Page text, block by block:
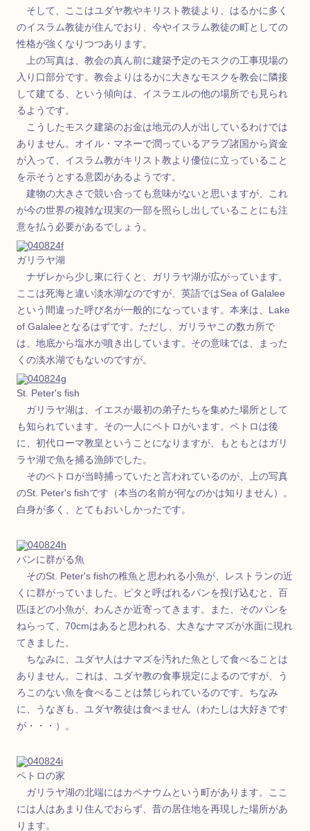
そして、ここはユダヤ教やキリスト教徒より、はるかに多く
のイスラム教徒が住んでおり、今やイスラム教徒の町としての
性格が強くなりつつあります。
上の写真は、教会の真ん前に建築予定のモスクの工事現場の
入り口部分です。教会よりはるかに大きなモスクを教会に隣接
して建てる、という傾向は、イスラエルの他の場所でも見られ
るようです。
こうしたモスク建築のお金は地元の人が出しているわけでは
ありません。オイル・マネーで潤っているアラブ諸国から資金
が入って、イスラム教がキリスト教より優位に立っていること
を示そうとする意図があるようです。
建物の大きさで競い合っても意味がないと思いますが、これ
が今の世界の複雑な現実の一部を照らし出していることにも注
意を払う必要があるでしょう。
ガリラヤ湖
ナザレから少し東に行くと、ガリラヤ湖が広がっています。
ここは死海と違い淡水湖なのですが、英語ではSea of Galalee
という間違った呼び名が一般的になっています。本来は、Lake
of Galaleeとなるはずです。ただし、ガリラヤこの数カ所で
は、地底から塩水が噴き出しています。その意味では、まった
くの淡水湖でもないのですが。
St. Peter's fish
ガリラヤ湖は、イエスが最初の弟子たちを集めた場所として
も知られています。その一人にペトロがいます。ペトロは後
に、初代ローマ教皇ということになりますが、もともとはガリ
ラヤ湖で魚を捕る漁師でした。
そのペトロが当時捕っていたと言われているのが、上の写真
のSt. Peter's fishです（本当の名前が何なのかは知りません）。
白身が多く、とてもおいしかったです。
パンに群がる魚
そのSt. Peter's fishの稚魚と思われる小魚が、レストランの近
くに群がっていました。ピタと呼ばれるパンを投げ込むと、百
匹ほどの小魚が、わんさか近寄ってきます。また、そのパンを
ねらって、70cmはあると思われる、大きなナマズが水面に現れ
てきました。
ちなみに、ユダヤ人はナマズを汚れた魚として食べることは
ありません。これは、ユダヤ教の食事規定によるのですが、う
ろこのない魚を食べることは禁じられているのです。ちなみ
に、うなぎも、ユダヤ教徒は食べません（わたしは大好きです
が・・・）。
ペトロの家
ガリラヤ湖の北端にはカペナウムという町があります。ここ
には人はあまり住んでおらず、昔の居住地を再現した場所があ
ります。